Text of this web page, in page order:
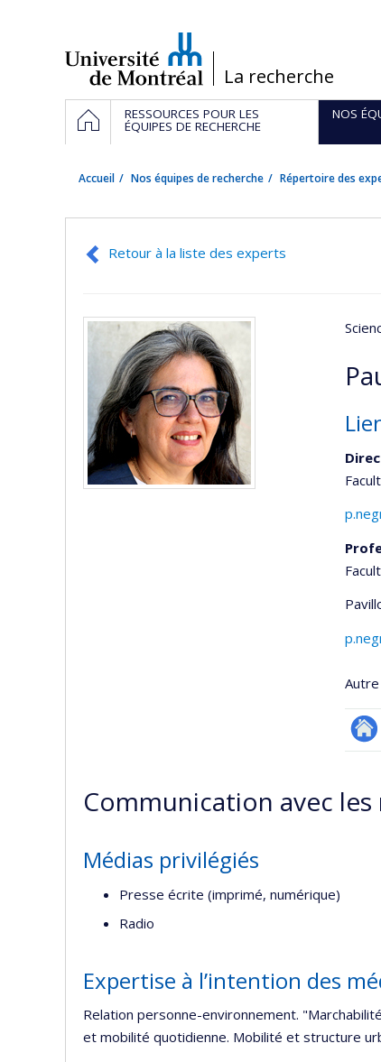
/La recherche
Navigation
principale
ACCUEILRESSOURCES POUR LES
ÉQUIPES DE RECHERCHE
NOS
Accueil Nos équipes de recherche Répertoire des
Retour à la liste des experts
Communication avec les
Médias privilégiés
Presse écrite (imprimé, numérique)
Radio
Expertise à l’intention des
Relation personne-environnement.
et mobilité quotidienne. Mobilité et structure